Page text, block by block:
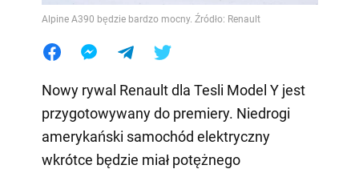
Alpine A390 będzie bardzo mocny. Źródło: Renault
Nowy rywal Renault dla Tesli Model Y jest
przygotowywany do premiery. Niedrogi
amerykański samochód elektryczny
wkrótce będzie miał potężnego